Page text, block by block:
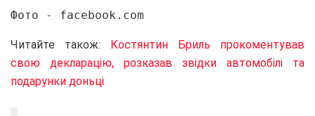
Фото - facebook.com
Читайте також:
Костянтин Бриль прокоментував
свою декларацію, розказав звідки автомобілі та
подарунки доньці